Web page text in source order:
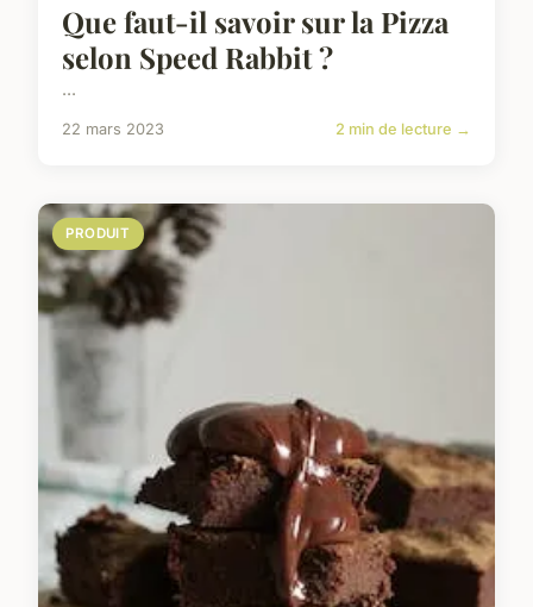
Que faut-il savoir sur la Pizza
selon Speed Rabbit ?
...
22 mars 2023 2 min de lecture →
PRODUIT